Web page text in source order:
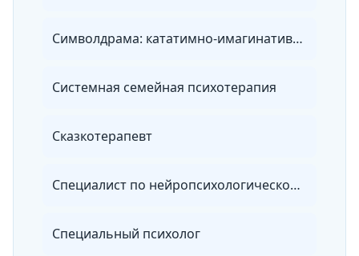
Символдрама: кататимно-имагинативная психотерапия в практике психолога
Системная семейная психотерапия
Сказкотерапевт
Специалист по нейропсихологической диагностике и коррекции в детском возрасте
Специальный психолог